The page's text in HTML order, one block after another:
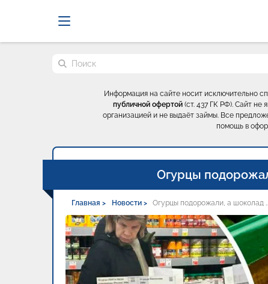
Поиск по сайту
Информация на сайте носит исключительно
публичной офертой (ст. 437 ГК РФ). Сайт не
организацией и не выдаёт займы. Все
помощь в
Огурцы
Главная > Новости > Огурцы подорожали, а шоколад …